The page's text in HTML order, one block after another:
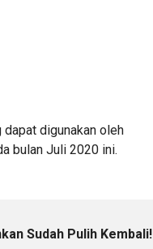
dapat digunakan oleh
bulan Juli 2020 ini.
Sudah Pulih Kembali!